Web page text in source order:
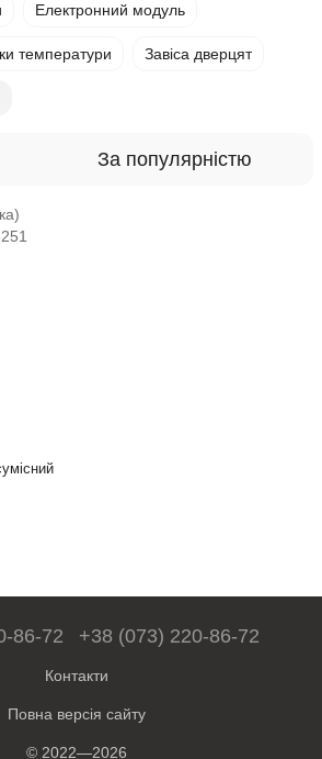
Електронний модуль
температури Завіса дверцят
За популярністю
86-72 +38 (073) 220-86-72
Контакти
Повна версія сайту
© 2022—2026